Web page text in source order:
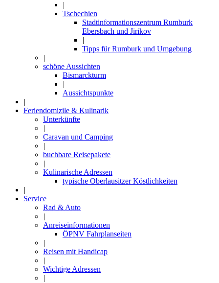
|
Tschechien
Stadtinformationszentrum Rumburk
Ebersbach und Jirikov
|
Tipps für Rumburk und Umgebung
|
schöne Aussichten
Bismarckturm
|
Aussichtspunkte
|
Feriendomizile & Kulinarik
Unterkünfte
|
Caravan und Camping
|
buchbare Reisepakete
|
Kulinarische Adressen
typische Oberlausitzer Köstlichkeiten
|
Service
Rad & Auto
|
Anreiseinformationen
ÖPNV Fahrplanseiten
|
Reisen mit Handicap
|
Wichtige Adressen
|